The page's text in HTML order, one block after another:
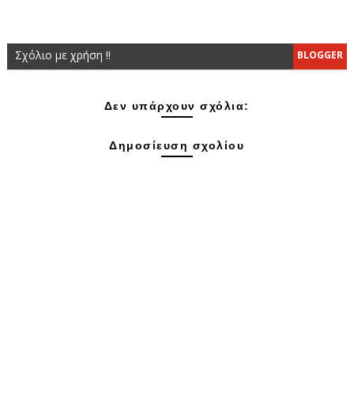
BLOGGER
Σχόλιο με χρήση !!
Δεν υπάρχουν σχόλια:
Δημοσίευση σχολίου